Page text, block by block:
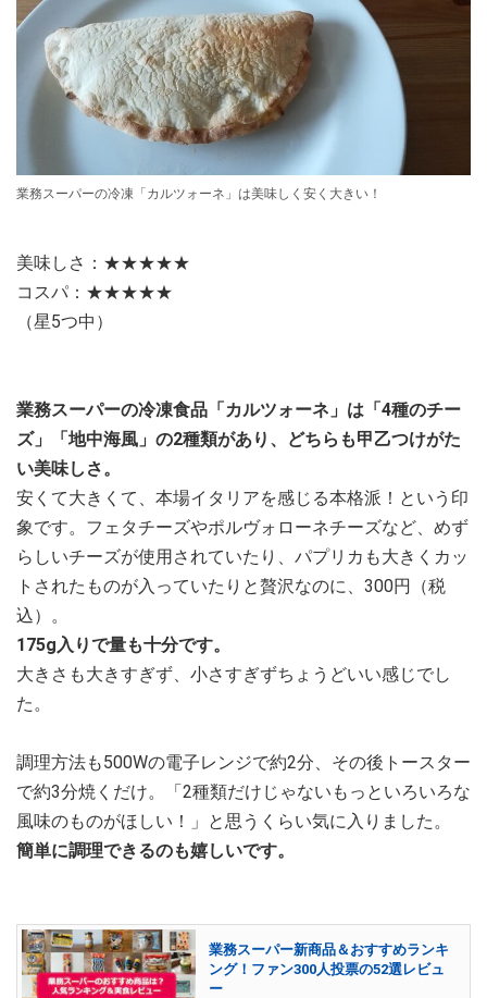
業務スーパーの冷凍「カルツォーネ」は美味しく安く大きい！
美味しさ：★★★★★
コスパ：★★★★★
（星5つ中）
業務スーパーの冷凍食品「カルツォーネ」は「4種のチー
ズ」「地中海風」の2種類があり、どちらも甲乙つけがた
い美味しさ。
安くて大きくて、本場イタリアを感じる本格派！という印
象です。フェタチーズやポルヴォローネチーズなど、めず
らしいチーズが使用されていたり、パプリカも大きくカッ
トされたものが入っていたりと贅沢なのに、300円（税
込）。
175g入りで量も十分です。
大きさも大きすぎず、小さすぎずちょうどいい感じでし
た。
調理方法も500Wの電子レンジで約2分、その後トースター
で約3分焼くだけ。「2種類だけじゃないもっといろいろな
風味のものがほしい！」と思うくらい気に入りました。
簡単に調理できるのも嬉しいです。
業務スーパー新商品＆おすすめランキ
ング！ファン300人投票の52選レビュ
ー